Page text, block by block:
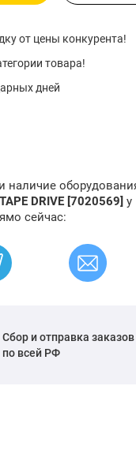
от цены конкурента!
товара!
дней
наличие
DRIVE [7020569] у
сейчас:
Сбор и отправка заказов
по всей РФ